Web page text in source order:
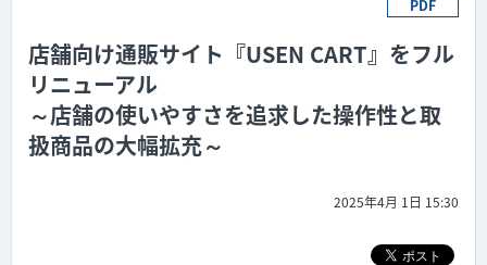
PDF
店舗向け通販サイト『USEN CART』をフル
リニューアル
～店舗の使いやすさを追求した操作性と取
扱商品の大幅拡充～
2025年4月 1日 15:30